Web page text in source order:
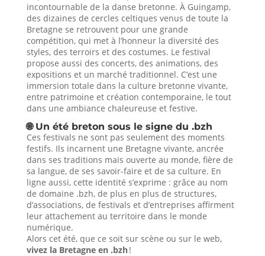
incontournable de la danse bretonne. À Guingamp,
des dizaines de cercles celtiques venus de toute la
Bretagne se retrouvent pour une grande
compétition, qui met à l’honneur la diversité des
styles, des terroirs et des costumes. Le festival
propose aussi des concerts, des animations, des
expositions et un marché traditionnel. C’est une
immersion totale dans la culture bretonne vivante,
entre patrimoine et création contemporaine, le tout
dans une ambiance chaleureuse et festive.
🌐 Un été breton sous le signe du .bzh
Ces festivals ne sont pas seulement des moments
festifs. Ils incarnent une Bretagne vivante, ancrée
dans ses traditions mais ouverte au monde, fière de
sa langue, de ses savoir-faire et de sa culture. En
ligne aussi, cette identité s’exprime : grâce au nom
de domaine .bzh, de plus en plus de structures,
d’associations, de festivals et d’entreprises affirment
leur attachement au territoire dans le monde
numérique.
Alors cet été, que ce soit sur scène ou sur le web,
vivez la Bretagne en .bzh!